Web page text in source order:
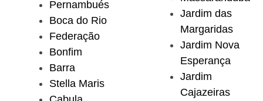
Pernambués
Boca do Rio
Federação
Bonfim
Barra
Stella Maris
Jardim das
Margaridas
Jardim Nova
Esperança
Jardim
Cajazeiras